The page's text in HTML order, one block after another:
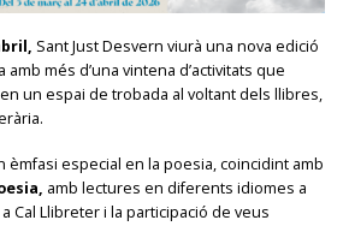
Sant Just Desvern viurà una nova edició
més d’una vintena d’activitats que
un espai de trobada al voltant dels llibres,
èmfasi especial en la poesia, coincidint amb
amb lectures en diferents idiomes a
Cal Llibreter i la participació de veus